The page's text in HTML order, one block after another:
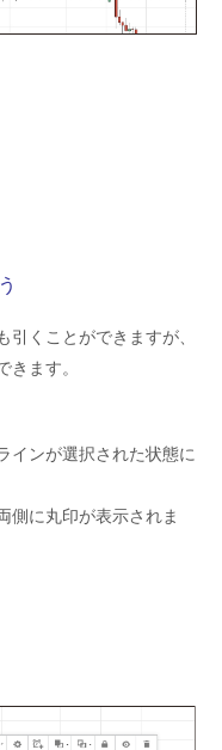
くことができますが、
きます。
インが選択された状態に
側に丸印が表示されま